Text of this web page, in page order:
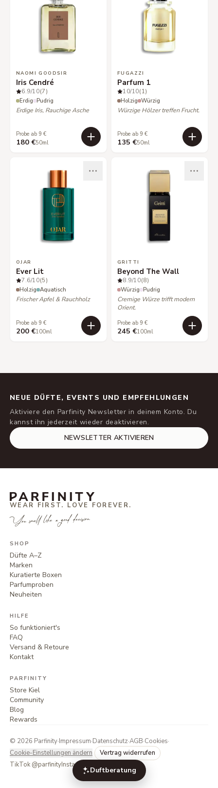
Duftberatung
NAOMI GOODSIR
Iris Cendré
6.9/10(7)
Erdig Pudrig
Erdige Iris, Rauchige Asche
Probe ab 9 €
180 €50ml
FUGAZZI
Parfum 1
10/10(1)
Holzig Würzig
Würzige Hölzer treffen Frucht.
Probe ab 9 €
135 €50ml
OJAR
Ever Lit
7.6/10(5)
Holzig Aquatisch
Frischer Apfel & Rauchholz
Probe ab 9 €
200 €100ml
GRITTI
Beyond The Wall
8.9/10(8)
Würzig Pudrig
Cremige Würze trifft modern
Orient.
Probe ab 9 €
245 €100ml
NEUE DÜFTE, EVENTS UND EMPFEHLUNGEN
Aktiviere den Parfinity Newsletter in deinem Konto. Du
kannst ihn jederzeit wieder deaktivieren.
NEWSLETTER AKTIVIEREN
WEAR FIRST. LOVE FOREVER.
You smell like a good decision.
SHOP
Düfte A–Z
Marken
Kuratierte Boxen
Parfumproben
Neuheiten
HILFE
So funktioniert's
FAQ
Versand & Retoure
Kontakt
PARFINITY
Store Kiel
Community
Blog
Rewards
© 2026 Parfinity·Impressum·Datenschutz·AGB·Cookies·
Cookie-Einstellungen ändern
Vertrag widerrufen
TikTok @parfinityInstagram @parfinity.de